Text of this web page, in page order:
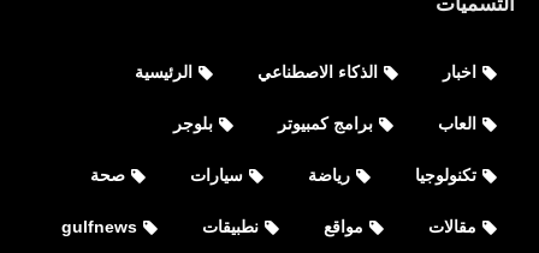
اخبار الذكاء الاصطناعي الرئيسية
العاب برامج كمبيوتر بلوجر
تكنولوجيا رياضة سيارات صحة
مقالات مواقع نطبيقات gulfnews